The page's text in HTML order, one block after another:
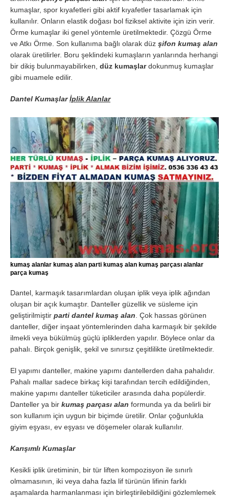
kumaşlar, spor kıyafetleri gibi aktif kıyafetler tasarlamak için
kullanılır. Onların elastik doğası bol fiziksel aktivite için izin verir.
Örme kumaşlar iki genel yöntemle üretilmektedir. Çözgü Örme
ve Atkı Örme. Son kullanıma bağlı olarak düz şifon kumaş alan
olarak üretilirler. Boru şeklindeki kumaşların yanlarında herhangi
bir dikiş bulunmayabilirken, düz kumaşlardokunmuş kumaşlar
gibi muamele edilir.
Dantel Kumaşlarİplik Alanlar
kumaş alanlar kumaş alan parti kumaş alan kumaş parçası alanlar
parça kumaş
Dantel, karmaşık tasarımlardan oluşan iplik veya iplik ağından
oluşan bir açık kumaştır. Danteller güzellik ve süsleme için
geliştirilmiştir parti dantel kumaş alan . Çok hassas görünen
danteller, diğer inşaat yöntemlerinden daha karmaşık bir şekilde
ilmekli veya bükülmüş güçlü ipliklerden yapılır. Böylece onlar da
pahalı. Birçok genişlik, şekil ve sınırsız çeşitlilikte üretilmektedir.
El yapımı danteller, makine yapımı dantellerden daha pahalıdır.
Pahalı mallar sadece birkaç kişi tarafından tercih edildiğinden,
makine yapımı danteller tüketiciler arasında daha popülerdir.
Danteller ya bir kumaş parçası alan formunda ya da belirli bir
son kullanım için uygun bir biçimde üretilir. Onlar çoğunlukla
giyim eşyası, ev eşyası ve döşemeler olarak kullanılır.
Karışımlı Kumaşlar
Kesikli iplik üretiminin, bir tür liften kompozisyon ile sınırlı
olmamasının, iki veya daha fazla lif türünün lifinin farklı
aşamalarda harmanlanması için birleştirilebildiğini gözlemlemek